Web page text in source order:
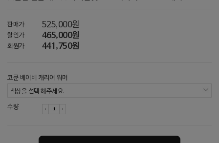
판매가 525,000원
할인가 465,000원
회원가 441,750원
코쿤 베이비 캐리어 워머
색상을 선택 해주세요.
수량